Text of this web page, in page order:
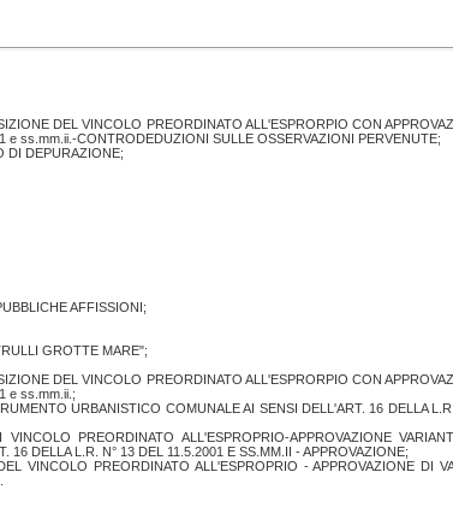
DEL VINCOLO PREORDINATO ALL'ESPRORPIO CON
e ss.mm.ii.-CONTRODEDUZIONI SULLE OSSERVAZIONI PERVENUTE;
DI DEPURAZIONE;
AFFISSIONI;
GROTTE MARE";
DEL VINCOLO PREORDINATO ALL'ESPRORPIO CON
e ss.mm.ii.;
URBANISTICO COMUNALE AI SENSI DELL'ART. 16 DELLA L.R.
PREORDINATO ALL'ESPROPRIO-APPROVAZIONE
DELLA L.R. N° 13 DEL 11.5.2001 E SS.MM.II - APPROVAZIONE;
VINCOLO PREORDINATO ALL'ESPROPRIO - APPROVAZIONE DI